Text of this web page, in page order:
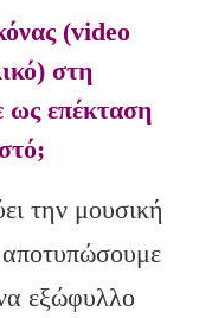
(video
στη
ως επέκταση
την μουσική
εξώφυλλο